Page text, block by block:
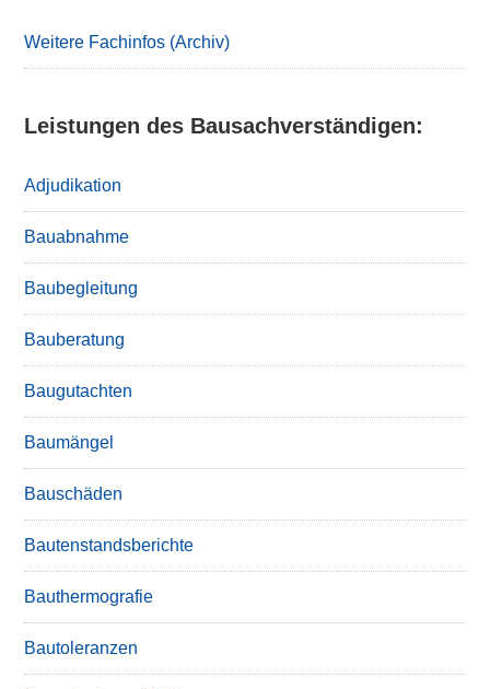
Weitere Fachinfos (Archiv)
Leistungen des Bausachverständigen:
Adjudikation
Bauabnahme
Baubegleitung
Bauberatung
Baugutachten
Baumängel
Bauschäden
Bautenstandsberichte
Bauthermografie
Bautoleranzen